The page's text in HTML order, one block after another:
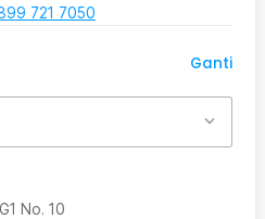
721 7050
Ganti
No. 10